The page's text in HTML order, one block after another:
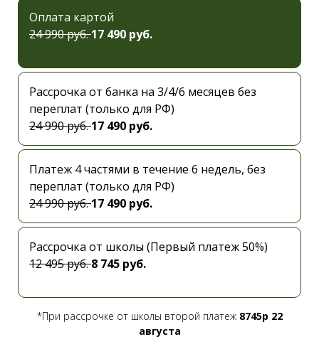
Оплата картой
24 990 руб.17 490 руб.
Рассрочка от банка на 3/4/6 месяцев без
переплат (только для РФ)
24 990 руб.17 490 руб.
Платеж 4 частями в течение 6 недель, без
переплат (только для РФ)
24 990 руб.17 490 руб.
Рассрочка от школы (Первый платеж 50%)
12 495 руб.8 745 руб.
*При рассрочке от школы второй платеж 8745р 22
августа